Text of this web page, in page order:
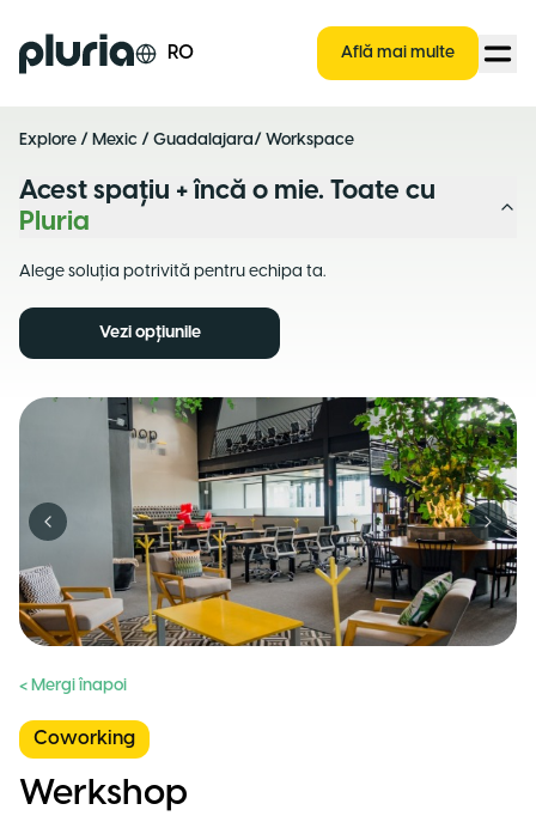
Logo Pluria RO Află mai multe
Explore / Mexic / Guadalajara/ Workspace
Acest spațiu + încă o mie. Toate cu
Pluria
Alege soluția potrivită pentru echipa ta.
Vezi opțiunile
Previous slide Next
< Mergi înapoi
Coworking
Werkshop